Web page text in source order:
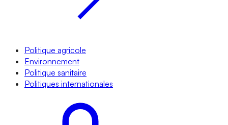
Politique agricole
Environnement
Politique sanitaire
Politiques internationales